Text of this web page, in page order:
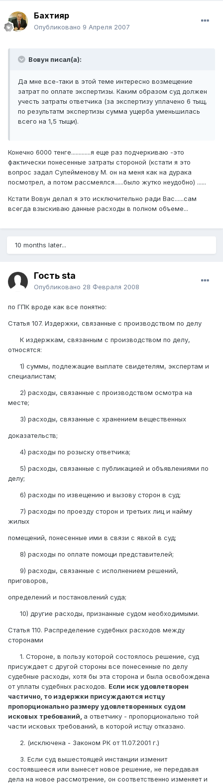
Бахтияр
Опубликовано 9 Апреля 2007
Вовун писал(а):
Да мне все-таки в этой теме интересно возмещение
затрат по оплате экспертизы. Каким образом суд должен
учесть затраты ответчика (за экспертизу уплачено 6 тыщ,
по результатм экспертизы сумма ущерба уменьшилась
всего на 1,5 тыщи).
Конечно 6000 тенге.............я еще раз подчеркиваю -это
фактически понесенные затраты стороной (кстати я это
вопрос задал Сулейменову М. он на меня как на дурака
посмотрел, а потом рассмеялся......было жутко неудобно) ......
Кстати Вовун делал я это исключительно ради Вас......сам
всегда взыскиваю данные расходы в полном объеме...
10 months later...
Гость sta
Опубликовано 28 Февраля 2008
по ГПК вроде как все понятно:
Статья 107. Издержки, связанные с производством по делу
К издержкам, связанным с производством по делу,
относятся:
1) суммы, подлежащие выплате свидетелям, экспертам и
специалистам;
2) расходы, связанные с производством осмотра на
месте;
3) расходы, связанные с хранением вещественных
доказательств;
4) расходы по розыску ответчика;
5) расходы, связанные с публикацией и объявлениями по
делу;
6) расходы по извещению и вызову сторон в суд;
7) расходы по проезду сторон и третьих лиц и найму
жилых
помещений, понесенные ими в связи с явкой в суд;
8) расходы по оплате помощи представителей;
9) расходы, связанные с исполнением решений,
приговоров,
определений и постановлений суда;
10) другие расходы, признанные судом необходимыми.
Статья 110. Распределение судебных расходов между
сторонами
1. Стороне, в пользу которой состоялось решение, суд
присуждает с другой стороны все понесенные по делу
судебные расходы, хотя бы эта сторона и была освобождена
от уплаты судебных расходов. Если иск удовлетворен
частично, то издержки присуждаются истцу
пропорционально размеру удовлетворенных судом
исковых требований, а ответчику - пропорционально той
части исковых требований, в которой истцу отказано.
2. (исключена - Законом РК от 11.07.2001 г.)
3. Если суд вышестоящей инстанции изменит
состоявшееся или вынесет новое решение, не передавая
дела на новое рассмотрение, он соответственно изменяет и